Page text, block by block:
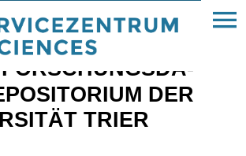
FORSCHUNGS­DA­
DER
TRIER